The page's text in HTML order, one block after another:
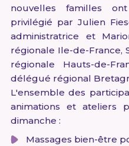
nouvelles familles
privilégié par Julien
administratrice et
régionale Ile-de-France,
régionale Hauts-de-
délégué régional
L'ensemble des
animations et ateliers
dimanche :
Massages bien-être